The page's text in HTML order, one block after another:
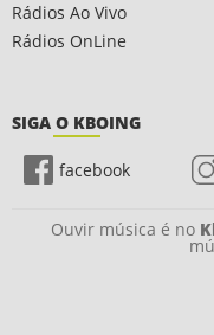
Rádios Ao Vivo
Rádios OnLine
SIGA O KBOING
facebook
Ouvir música é no